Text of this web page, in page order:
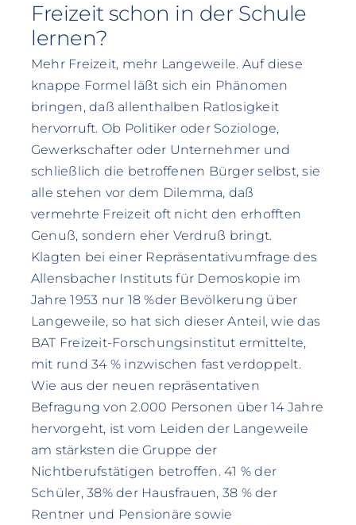
Freizeit schon in der Schule
lernen?
Mehr Freizeit, mehr Langeweile. Auf diese
knappe Formel läßt sich ein Phänomen
bringen, daß allenthalben Ratlosigkeit
hervorruft. Ob Politiker oder Soziologe,
Gewerkschafter oder Unternehmer und
schließlich die betroffenen Bürger selbst, sie
alle stehen vor dem Dilemma, daß
vermehrte Freizeit oft nicht den erhofften
Genuß, sondern eher Verdruß bringt.
Klagten bei einer Repräsentativumfrage des
Allensbacher Instituts für Demoskopie im
Jahre 1953 nur 18 %der Bevölkerung über
Langeweile, so hat sich dieser Anteil, wie das
BAT Freizeit-Forschungsinstitut ermittelte,
mit rund 34 % inzwischen fast verdoppelt.
Wie aus der neuen repräsentativen
Befragung von 2.000 Personen über 14 Jahre
hervorgeht, ist vom Leiden der Langeweile
am stärksten die Gruppe der
Nichtberufstätigen betroffen. 41 % der
Schüler, 38% der Hausfrauen, 38 % der
Rentner und Pensionäre sowie